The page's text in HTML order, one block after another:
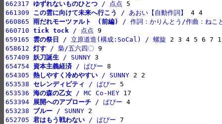
662317 ゆずれないものひとつ / 点点
661309 この雲に向けて未来へ行こう / あおい【自動作詞】
660865 雨だれモーツァルト　(前編)
/ 作詞：かりんとう/作曲：ねこ
660710 tick tock / 点点
659165 雲の祭日
/ 立原道造(構成:SoCal) / 螺旋
658612 灯す / 梟/五六四〇
657409 妖刀誕生 / SUNNY
654754 資本主義経済 / ぱぴー
654305 熱しやすく冷めやすい / SUNNY
653538 セレンディピティ / ぱぴー
653536 海の森の乙女 / MC Co-HEY
653394 展開へのアプローチ / ぱぴー
653238 ブルー / SUNNY
652705 君はもう戦わない / ぱぴー